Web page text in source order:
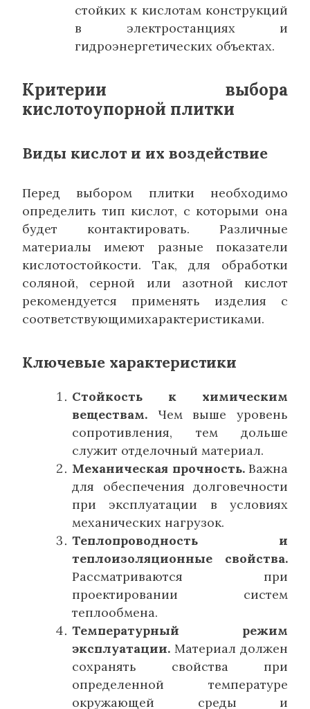
стойких к кислотам конструкций
в электростанциях и
гидроэнергетических объектах.
Критерии выбора
кислотоупорной плитки
Виды кислот и их воздействие
Перед выбором плитки необходимо
определить тип кислот, с которыми она
будет контактировать. Различные
материалы имеют разные показатели
кислотостойкости. Так, для обработки
соляной, серной или азотной кислот
рекомендуется применять изделия с
соответствующимихарактеристиками.
Ключевые характеристики
Стойкость к химическим
веществам. Чем выше уровень
сопротивления, тем дольше
служит отделочный материал.
Механическая прочность.Важна
для обеспечения долговечности
при эксплуатации в условиях
механических нагрузок.
Теплопроводность и
теплоизоляционные свойства.
Рассматриваются при
проектировании систем
теплообмена.
Температурный режим
эксплуатации. Материал должен
сохранять свойства при
определенной температуре
окружающей среды и